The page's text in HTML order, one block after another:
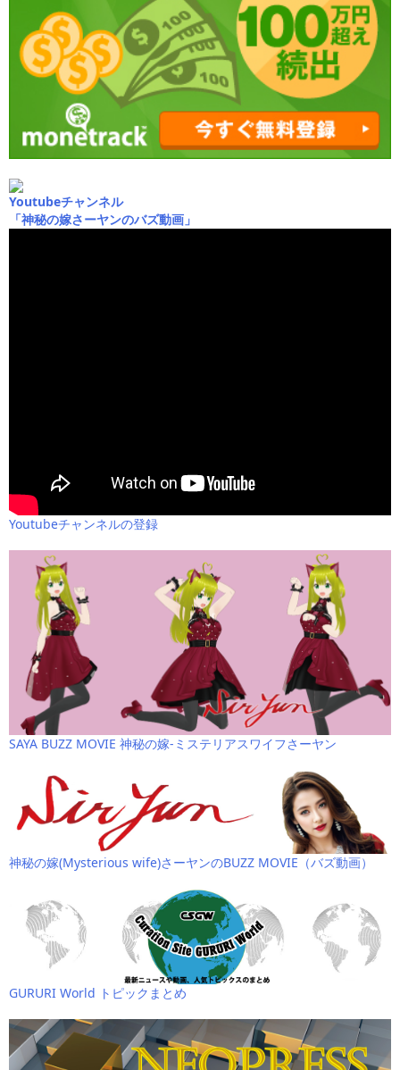
Youtubeチャンネル
「神秘の嫁さーヤンのバズ動画」
Youtubeチャンネルの登録
SAYA BUZZ MOVIE 神秘の嫁-ミステリアスワイフさーヤン
神秘の嫁(Mysterious wife)さーヤンのBUZZ MOVIE（バズ動画）
GURURI World トピックまとめ